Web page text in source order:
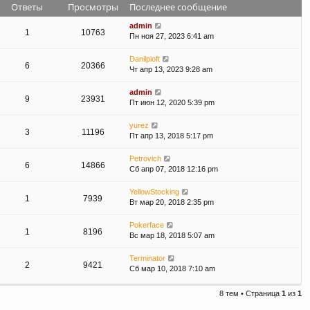
Ответы Просмотры Последнее сообщение
1 10763
admin
Пн ноя 27, 2023 6:41 am
6 20366
Danilpioft
Чт апр 13, 2023 9:28 am
9 23931
admin
Пт июн 12, 2020 5:39 pm
3 11196
yurez
Пт апр 13, 2018 5:17 pm
6 14866
Petrovich
Сб апр 07, 2018 12:16 pm
1 7939
YellowStocking
Вт мар 20, 2018 2:35 pm
1 8196
Pokerface
Вс мар 18, 2018 5:07 am
2 9421
Terminator
Сб мар 10, 2018 7:10 am
8 тем • Страница 1 из 1